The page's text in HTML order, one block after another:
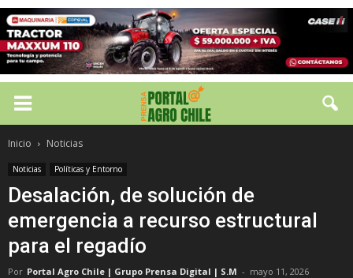
Inicio Noticias
Noticias Políticas y Entorno
Desalación, de solución de
emergencia a recurso estructural
para el regadío
Por Portal Agro Chile | Grupo Prensa Digital | S.M - mayo 11, 2026